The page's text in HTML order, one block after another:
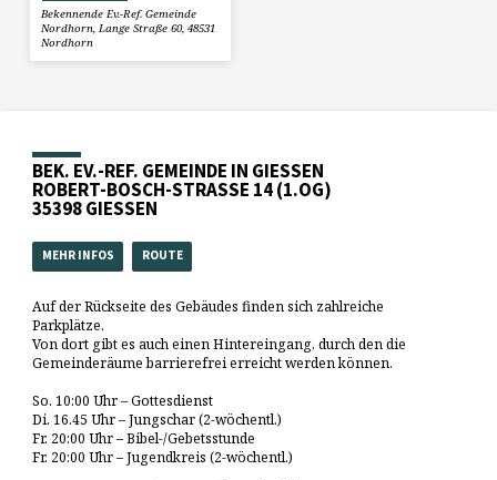
Bekennende Ev.-Ref. Gemeinde
Nordhorn, Lange Straße 60, 48531
Nordhorn
BEK. EV.-REF. GEMEINDE IN GIESSEN
ROBERT-BOSCH-STRASSE 14 (1.OG)
35398 GIESSEN
MEHR INFOS ROUTE
Auf der Rückseite des Gebäudes finden sich zahlreiche
Parkplätze.
Von dort gibt es auch einen Hintereingang, durch den die
Gemeinderäume barrierefrei erreicht werden können.
So. 10:00 Uhr – Gottesdienst
Di. 16.45 Uhr – Jungschar (2-wöchentl.)
Fr. 20:00 Uhr – Bibel-/Gebetsstunde
Fr. 20:00 Uhr – Jugendkreis (2-wöchentl.)